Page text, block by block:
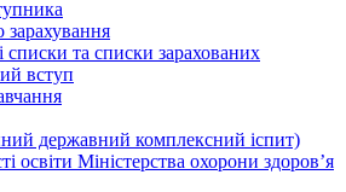
зарахування
списки та списки зарахованих
вступ
державний комплексний іспит)
освіти Міністерства охорони здоровʼя